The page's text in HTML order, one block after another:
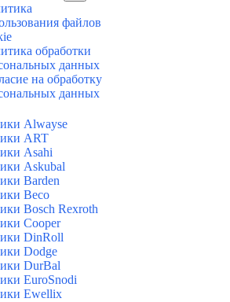
файлов
обработки
данных
на обработку
данных
Alwayse
ART
Asahi
Askubal
Barden
Beco
Bosch Rexroth
Cooper
DinRoll
Dodge
DurBal
EuroSnodi
Ewellix